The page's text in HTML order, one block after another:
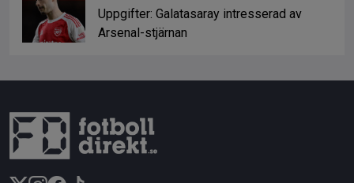
Uppgifter: Galatasaray intresserad av
Arsenal-stjärnan